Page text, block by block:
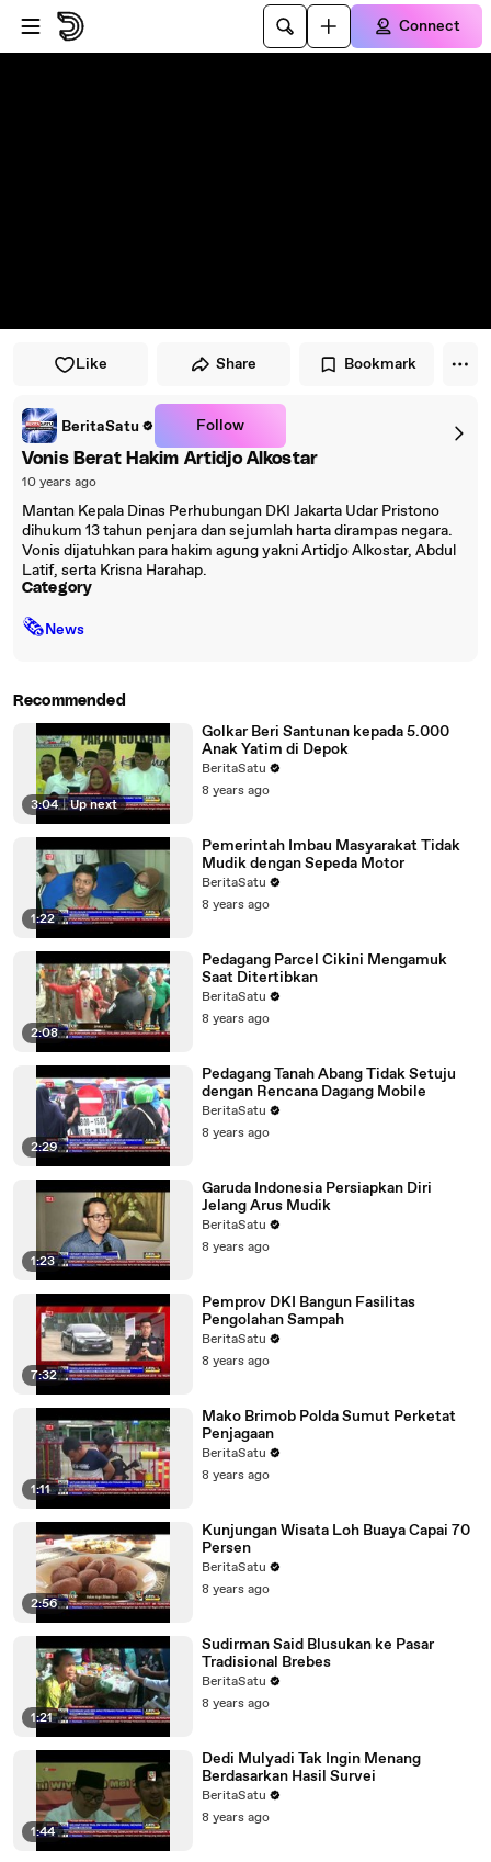
Skip to player
Skip to main content
Connect
Like Share Bookmark
BeritaSatu Follow
Vonis Berat Hakim Artidjo Alkostar
10 years ago
Mantan Kepala Dinas Perhubungan DKI Jakarta Udar Pristono
dihukum 13 tahun penjara dan sejumlah harta dirampas negara.
Vonis dijatuhkan para hakim agung yakni Artidjo Alkostar, Abdul
Latif, serta Krisna Harahap.
Category
🗞News
Recommended
3:04 | Up next
Golkar Beri Santunan kepada 5.000
Anak Yatim di Depok
BeritaSatu
8 years ago
1:22
Pemerintah Imbau Masyarakat Tidak
Mudik dengan Sepeda Motor
BeritaSatu
8 years ago
2:08
Pedagang Parcel Cikini Mengamuk
Saat Ditertibkan
BeritaSatu
8 years ago
2:29
Pedagang Tanah Abang Tidak Setuju
dengan Rencana Dagang Mobile
BeritaSatu
8 years ago
1:23
Garuda Indonesia Persiapkan Diri
Jelang Arus Mudik
BeritaSatu
8 years ago
7:32
Pemprov DKI Bangun Fasilitas
Pengolahan Sampah
BeritaSatu
8 years ago
1:11
Mako Brimob Polda Sumut Perketat
Penjagaan
BeritaSatu
8 years ago
2:56
Kunjungan Wisata Loh Buaya Capai 70
Persen
BeritaSatu
8 years ago
1:21
Sudirman Said Blusukan ke Pasar
Tradisional Brebes
BeritaSatu
8 years ago
1:44
Dedi Mulyadi Tak Ingin Menang
Berdasarkan Hasil Survei
BeritaSatu
8 years ago